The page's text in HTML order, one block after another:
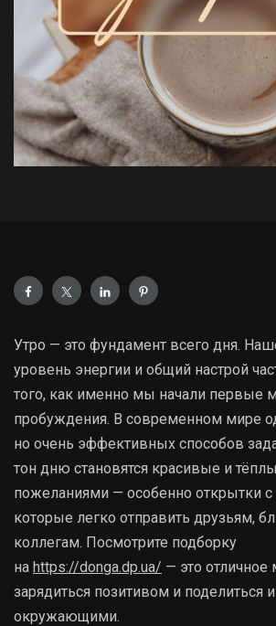
Утро — это фундамент всего дня.
уровень энергии и общий настрой
того, как именно мы начали первые
пробуждения. В современном мире
но очень эффективных способов
тон дню становятся красивые и
пожеланиями — особенно открытки
которые легко отправить друзьям,
коллегам. Посмотрите подборку
на https://donga.dp.ua/ — это отличное
зарядиться позитивом и поделиться
окружающими.